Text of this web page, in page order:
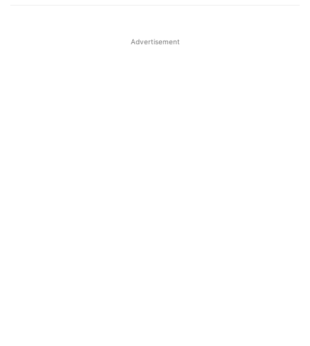
Advertisement